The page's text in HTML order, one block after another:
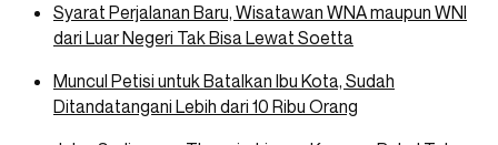
Syarat Perjalanan Baru, Wisatawan WNA maupun WNI
dari Luar Negeri Tak Bisa Lewat Soetta
Muncul Petisi untuk Batalkan Ibu Kota, Sudah
Ditandatangani Lebih dari 10 Ribu Orang